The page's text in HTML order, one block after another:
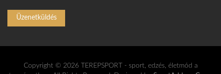
Üzenetküldés
Copyright © 2026 TEREPSPORT - sport, edzés, életmód a